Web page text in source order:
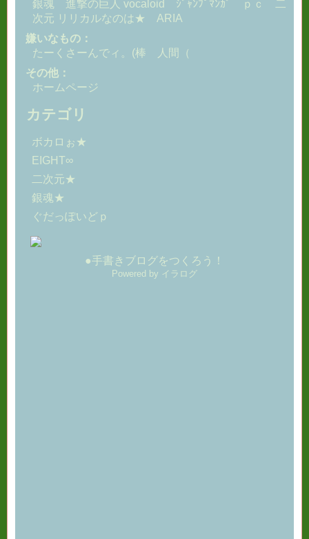
銀魂 進撃の巨人 vocaloid ｼﾞｬﾝﾌﾟﾏﾝｶﾞ ｐｃ 二
次元 リリカルなのは★ ARIA
嫌いなもの：
たーくさーんでィ。(棒 人間（
その他：
ホームページ
カテゴリ
ボカロぉ★
EIGHT∞
二次元★
銀魂★
ぐだっぽいどｐ
●手書きブログをつくろう！
Powered by イラログ